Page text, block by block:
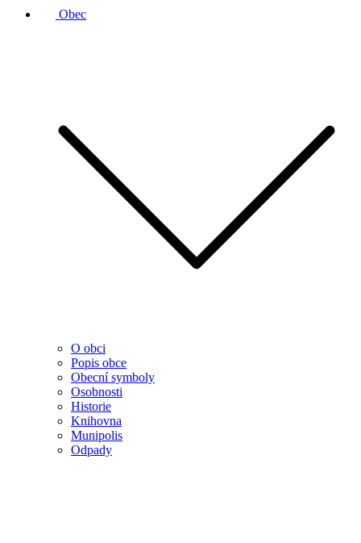
Obec
O obci
Popis obce
Obecní symboly
Osobnosti
Historie
Knihovna
Munipolis
Odpady